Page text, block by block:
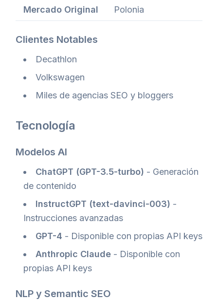
Mercado Original Polonia
Clientes Notables
Decathlon
Volkswagen
Miles de agencias SEO y bloggers
Tecnología
Modelos AI
ChatGPT (GPT-3.5-turbo) - Generación
de contenido
InstructGPT (text-davinci-003) -
Instrucciones avanzadas
GPT-4 - Disponible con propias API keys
Anthropic Claude - Disponible con
propias API keys
NLP y Semantic SEO